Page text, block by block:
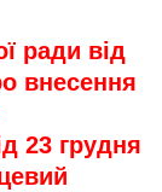
ради від
внесення
23 грудня